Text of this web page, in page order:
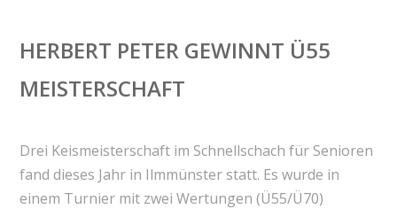
HERBERT PETER GEWINNT Ü55
MEISTERSCHAFT
Drei Keismeisterschaft im Schnellschach für Senioren
fand dieses Jahr in Ilmmünster statt. Es wurde in
einem Turnier mit zwei Wertungen (Ü55/Ü70)